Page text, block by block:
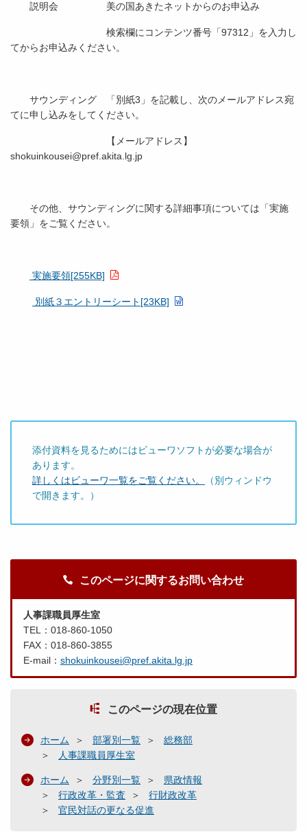
説明会 美の国あきたネットからのお申込み
検索欄にコンテンツ番号「97312」を入力し
てからお申込みください。
サウンディング 「別紙3」を記載し、次のメールアドレス宛
てに申し込みをしてください。
【メールアドレス】
shokuinkousei@pref.akita.lg.jp
その他、サウンディングに関する詳細事項については「実施
要領」をご覧ください。
実施要領[255KB]
別紙３エントリーシート[23KB]
添付資料を見るためにはビューワソフトが必要な場合が
あります。
詳しくはビューワ一覧をご覧ください。
（別ウィンドウ
で開きます。）
このページに関するお問い合わせ
人事課職員厚生室
TEL：018-860-1050
FAX：018-860-3855
E-mail： shokuinkousei@pref.akita.lg.jp
このページの現在位置
ホーム 部署別一覧
総務部
人事課職員厚生室
ホーム 分野別一覧
県政情報
行政改革・監査
行財政改革
官民対話の更なる促進